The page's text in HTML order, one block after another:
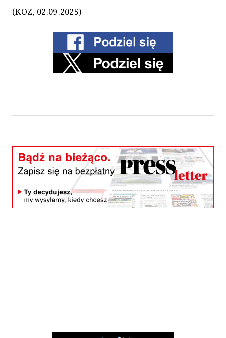
(KOZ, 02.09.2025)